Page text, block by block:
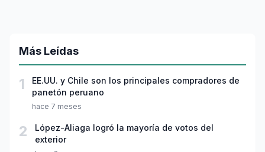
Más Leídas
1
EE.UU. y Chile son los principales compradores de
panetón peruano
hace 7 meses
2
López-Aliaga logró la mayoría de votos del
exterior